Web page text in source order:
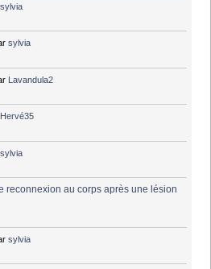
sylvia
sylvia
Lavandula2
Hervé35
sylvia
reconnexion au corps après une lésion
sylvia